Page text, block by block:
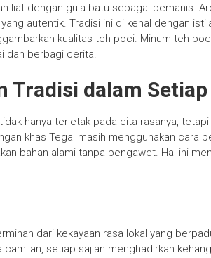
liat dengan gula batu sebagai pemanis.
autentik. Tradisi ini di kenal dengan
kualitas teh poci. Minum teh
dan berbagi cerita.
Tradisi dalam
hanya terletak pada cita rasanya,
khas Tegal masih menggunakan cara
bahan alami tanpa pengawet. Hal ini
dari kekayaan rasa lokal yang
camilan, setiap sajian menghadirkan